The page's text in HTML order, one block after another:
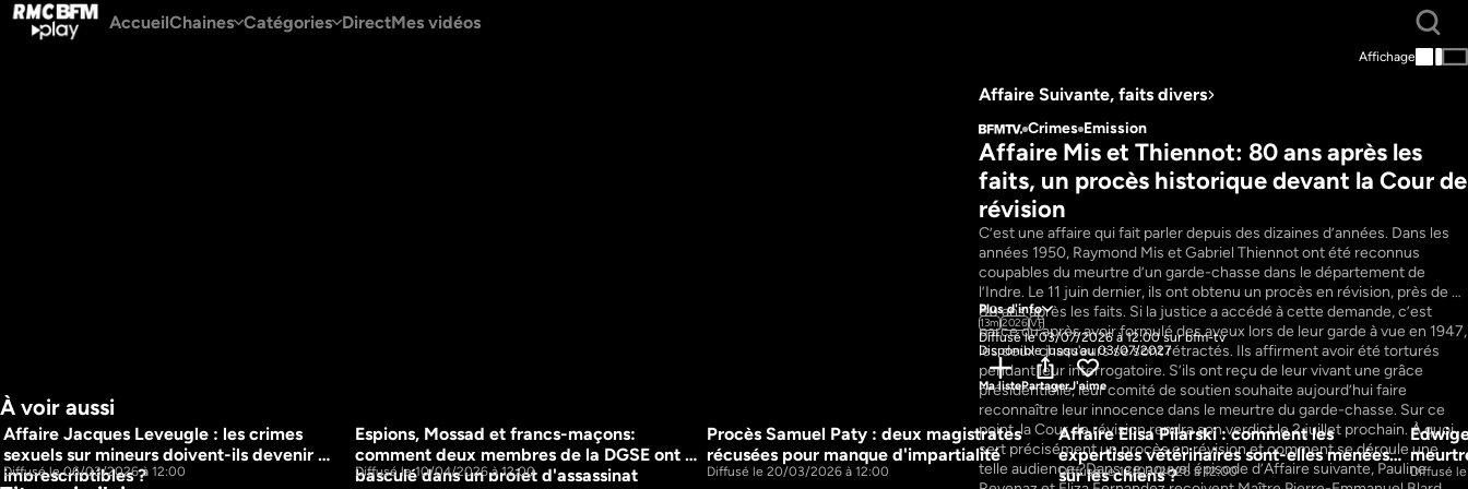
AccueilChaines Catégories DirectMes vidéos
Affichage
Affaire Suivante, faits divers
Crimes Emission
Affaire Mis et Thiennot: 80 ans après les
faits, un procès historique devant la Cour de
révision
C’est une affaire qui fait parler depuis des dizaines d’années. Dans les
années 1950, Raymond Mis et Gabriel Thiennot ont été reconnus
coupables du meurtre d’un garde-chasse dans le département de
l’Indre. Le 11 juin dernier, ils ont obtenu un procès en révision, près de
80 ans après les faits. Si la justice a accédé à cette demande, c’est
parce qu’après avoir formulé des aveux lors de leur garde à vue en 1947,
les deux chasseurs se sont rétractés. Ils affirment avoir été torturés
pendant leur interrogatoire. S’ils ont reçu de leur vivant une grâce
présidentielle, leur comité de soutien souhaite aujourd’hui faire
reconnaître leur innocence dans le meurtre du garde-chasse. Sur ce
point, la Cour de révision rendra son verdict le 2 juillet prochain. À quoi
sert précisément un procès en révision et comment se déroule une
telle audience ?Dans ce nouvel épisode d’Affaire suivante, Pauline
Plus d'info
13m2026VF
Diffusé le 03/07/2026 à 12:00 sur bfm-tv
Disponible jusqu'au 03/07/2027
Ma listePartagerJ'aime
À voir aussi
Affaire Jacques Leveugle : les crimes
sexuels sur mineurs doivent-ils devenir
imprescriptibles ?
Diffusé le 06/03/2026 à 12:00
15m
Espions, Mossad et francs-maçons:
comment deux membres de la DGSE ont
basculé dans un projet d'assassinat
Diffusé le 10/04/2026 à 12:00
18m
Procès Samuel Paty : deux magistrates
récusées pour manque d'impartialité
Diffusé le 20/03/2026 à 12:00
15m
Affaire Elisa Pilarski : comment les
expertises vétérinaires sont-elles menées
sur les chiens ?
Diffusé le 13/03/2026 à 12:00 Diffusé